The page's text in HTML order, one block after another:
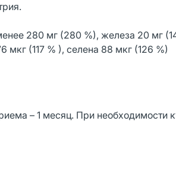
280 мг (280 %), железа 20 мг
мкг (117 % ), селена 88 мкг (126 %)
– 1 месяц. При необходимости